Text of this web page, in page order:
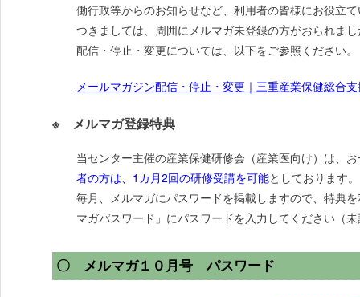
働行政等からのお知らせなど、利用者の皆様にお役立
つきましては、周囲にメルマガ未登録の方がおられま
配信・停止・変更については、以下をご参照ください。
メールマガジン配信・停止・変更｜三重産業保健総合
※ メルマガ登録特典
当センター主催の産業保健研修会（産業医向け）は、
者の方は、1カ月2回の研修受講を可能としております。
毎月、メルマガにパスワードを掲載しますので、特典
マガパスワード」にパスワードを入力してください（
〇 メルマガ１０月号 パスワード